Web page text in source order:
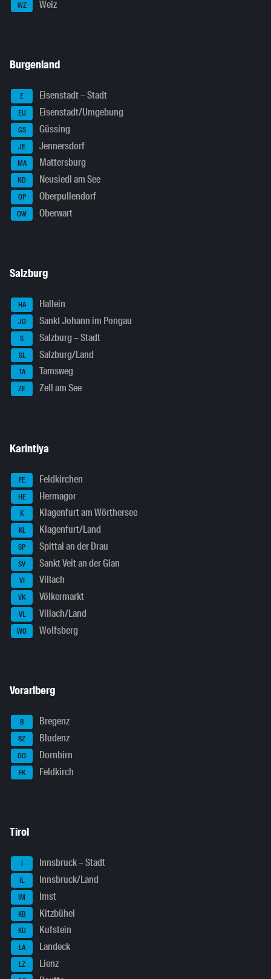
WZ Weiz
Burgenland
E Eisenstadt – Stadt
EU Eisenstadt/Umgebung
GS Güssing
JE Jennersdorf
MA Mattersburg
ND Neusiedl am See
OP Oberpullendorf
OW Oberwart
Salzburg
HA Hallein
JO Sankt Johann im Pongau
S Salzburg – Stadt
SL Salzburg/Land
TA Tamsweg
ZE Zell am See
Karintiya
FE Feldkirchen
HE Hermagor
K Klagenfurt am Wörthersee
KL Klagenfurt/Land
SP Spittal an der Drau
SV Sankt Veit an der Glan
VI Villach
VK Völkermarkt
VL Villach/Land
WO Wolfsberg
Vorarlberg
B Bregenz
BZ Bludenz
DO Dornbirn
FK Feldkirch
Tirol
I Innsbruck – Stadt
IL Innsbruck/Land
IM Imst
KB Kitzbühel
KU Kufstein
LA Landeck
LZ Lienz